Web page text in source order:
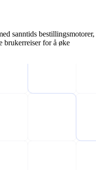
sanntids bestillingsmotorer,
brukerreiser for å øke